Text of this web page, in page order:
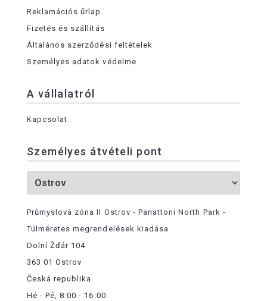
Reklamációs űrlap
Fizetés és szállítás
Általános szerződési feltételek
Személyes adatok védelme
A vállalatról
Kapcsolat
Személyes átvételi pont
Průmyslová zóna II Ostrov - Panattoni North Park -
Túlméretes megrendelések kiadása
Dolní Žďár 104
363 01 Ostrov
Česká republika
Hé - Pé, 8:00 - 16:00